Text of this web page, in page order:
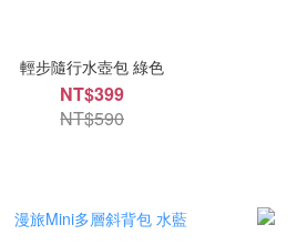
輕步隨行水壺包 綠色
NT$399
NT$590